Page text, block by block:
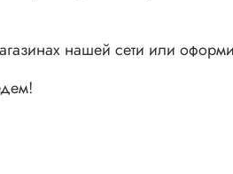
нашей сети или